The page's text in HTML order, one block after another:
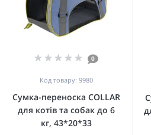
0
Код товару: 9980
Сумка-переноска COLLAR
для котів та собак до 6
кг, 43*20*33